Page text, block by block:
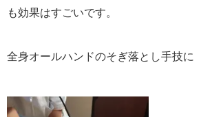
も効果はすごいです。
全身オールハンドのそぎ落とし手技に